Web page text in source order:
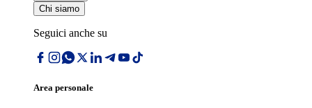
Chi siamo
Seguici anche su
Area personale